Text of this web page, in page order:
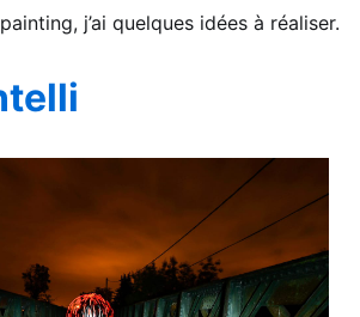
j’ai quelques idées à réaliser.